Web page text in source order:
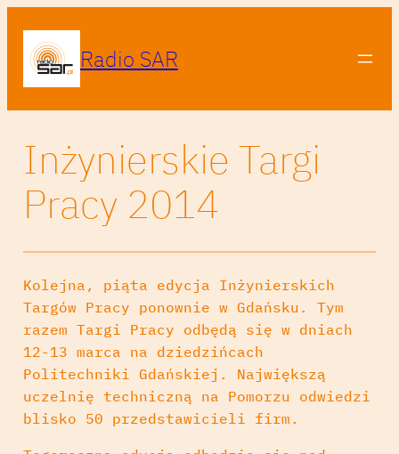
Radio SAR
Inżynierskie Targi
Pracy 2014
Kolejna, piąta edycja Inżynierskich
Targów Pracy ponownie w Gdańsku. Tym
razem Targi Pracy odbędą się w dniach
12-13 marca na dziedzińcach
Politechniki Gdańskiej. Największą
uczelnię techniczną na Pomorzu odwiedzi
blisko 50 przedstawicieli firm.